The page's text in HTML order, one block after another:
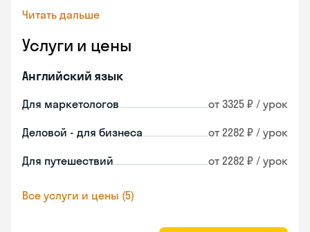
Читать дальше
Услуги и цены
Английский язык
Для маркетологов от 3325 ₽ / урок
Деловой - для бизнеса от 2282 ₽ / урок
Для путешествий от 2282 ₽ / урок
Все услуги и цены (5)